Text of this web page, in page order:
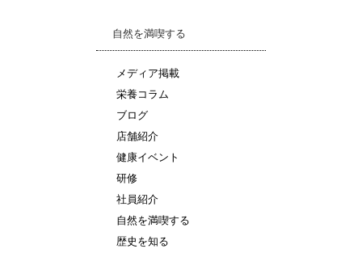
自然を満喫する
メディア掲載
栄養コラム
ブログ
店舗紹介
健康イベント
研修
社員紹介
自然を満喫する
歴史を知る